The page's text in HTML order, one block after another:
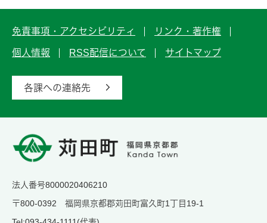
免責事項・アクセシビリティ リンク・著作権
個人情報 RSS配信について サイトマップ
各課への連絡先
法人番号8000020406210
〒800-0392 福岡県京都郡苅田町富久町1丁目19-1